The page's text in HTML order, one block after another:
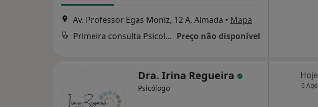
Av. Professor Egas Moniz, 12 A, Almada • Mapa
Primeira consulta Psicologia Preço não disponível
Dra. Irina Regueira
Psicólogo
Hoje
6 Ago